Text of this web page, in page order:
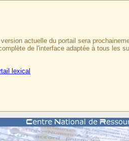
actuelle du portail sera
de l'interface adaptée à tous les
lexical